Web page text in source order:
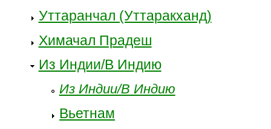
Уттаранчал (Уттаракханд)
Химачал Прадеш
Из Индии/В Индию
Из Индии/В Индию
Вьетнам